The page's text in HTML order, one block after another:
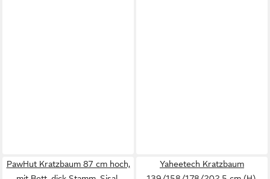
PawHut Kratzbaum 87 cm hoch,
Yaheetech Kratzbaum